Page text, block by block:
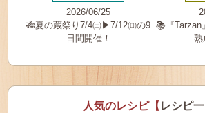
2026/06/25
🎋夏の蔵祭り7/4㈯▶7/12㈰の9
日間開催！
📚『Tarzan
人気のレシピ【 レシピ